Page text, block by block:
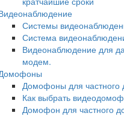
Системы
Система
Видеонаблюдение для
модем.
Домофоны для частного
Как выбрать
Домофон для частного